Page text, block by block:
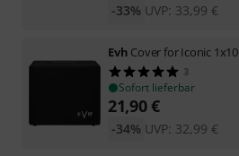
UVP: 33,99 €
-33%
Evh Cover for Iconic 1x10
3
Sofort lieferbar
21,90€
UVP: 32,99 €
-34%